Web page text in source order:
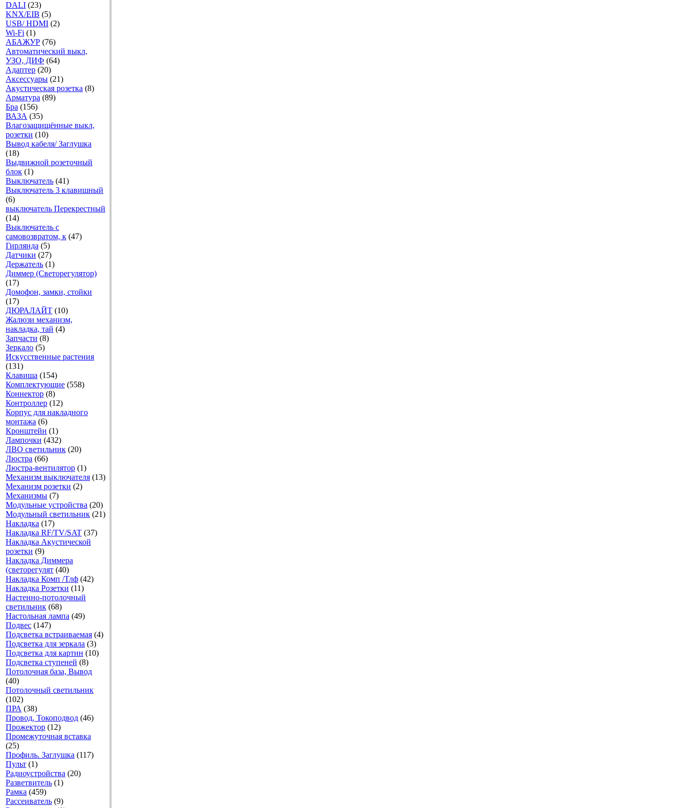
DALI (23)
KNX/EIB (5)
USB/ HDMI (2)
Wi-Fi (1)
АБАЖУР (76)
Автоматический выкл,
УЗО, ДИФ (64)
Адаптер (20)
Аксесcуары (21)
Акустическая розетка (8)
Арматура (89)
Бра (156)
ВАЗА (35)
Влагозащищённые выкл,
розетки (10)
Вывод кабеля/ Заглушка
(18)
Выдвижной розеточный
блок (1)
Выключатель (41)
Выключатель 3 клавишный
(6)
выключатель Перекрестный
(14)
Выключатель с
самовозвратом, к (47)
Гирлянда (5)
Датчики (27)
Держатель (1)
Диммер (Светорегулятор)
(17)
Домофон, замки, стойки
(17)
ДЮРАЛАЙТ (10)
Жалюзи механизм,
накладка, тай (4)
Запчасти (8)
Зеркало (5)
Искусственные растения
(131)
Клавиша (154)
Комплектующие (558)
Коннектор (8)
Контроллер (12)
Корпус для накладного
монтажа (6)
Кронштейн (1)
Лампочки (432)
ЛВО светильник (20)
Люстра (66)
Люстра-вентилятор (1)
Механизм выключателя (13)
Механизм розетки (2)
Механизмы (7)
Модульные устройства (20)
Модульный светильник (21)
Накладка (17)
Накладка RF/TV/SAT (37)
Накладка Акустической
розетки (9)
Накладка Диммера
(светорегулят (40)
Накладка Комп /Тлф (42)
Накладка Розетки (11)
Настенно-потолочный
светильник (68)
Настольная лампа (49)
Подвес (147)
Подсветка встраиваемая (4)
Подсветка для зеркала (3)
Подсветка для картин (10)
Подсветка ступеней (8)
Потолочная база, Вывод
(40)
Потолочный светильник
(102)
ПРА (38)
Провод, Токоподвод (46)
Прожектор (12)
Промежуточная вставка
(25)
Профиль. Заглушка (117)
Пульт (1)
Радиоустройства (20)
Разветвитель (1)
Рамка (459)
Рассеиватель (9)